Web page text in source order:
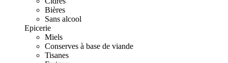
Bières
Sans alcool
Epicerie
Miels
Conserves à base de viande
Tisanes